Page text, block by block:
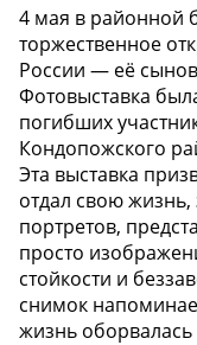
4 мая в районной
торжественное
России — её
Фотовыставка
погибших
Кондопожского
Эта выставка
отдал свою
портретов,
просто
стойкости и
снимок
жизнь